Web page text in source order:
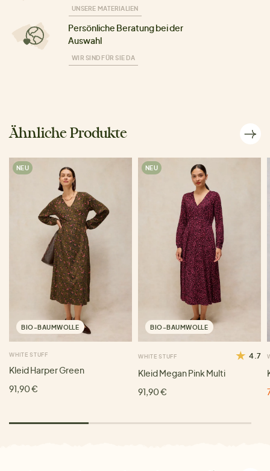
UNSERE MATERIALIEN
Persönliche Beratung bei der
Auswahl
WIR SIND FÜR SIE DA
Ähnliche Produkte
NEU
BIO-BAUMWOLLE
WHITE STUFF
Kleid Harper Green
91,90 €
NEU
BIO-BAUMWOLLE
WHITE STUFF 4.7
Kleid Megan Pink Multi
91,90 €